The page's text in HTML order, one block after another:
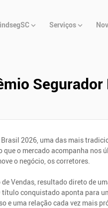
Serviços
2026, uma das mais
o mercado acompanha nos
o negócio, os corretores.
Vendas, resultado direto de
conquistado aponta para
uma relação cada vez mais